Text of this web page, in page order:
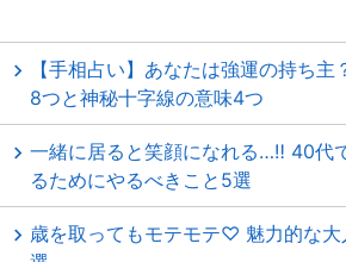
【手相占い】あなたは強運の持ち
8つと神秘十字線の意味4つ
一緒に居ると笑顔になれる…‼ 40代
るためにやるべきこと5選
歳を取ってもモテモテ♡ 魅力的な大